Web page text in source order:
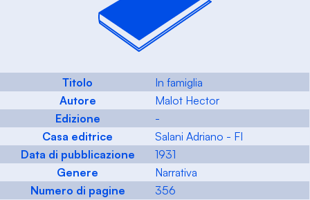
Titolo
In famiglia
Autore
Malot Hector
Edizione
-
Casa editrice
Salani Adriano - FI
Data di pubblicazione
1931
Genere
Narrativa
Numero di pagine
356